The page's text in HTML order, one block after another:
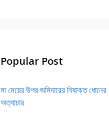
Popular Post
মা মেয়ের উপর জমিদারের বিষাক্ত ধোনের
অত্যাচার